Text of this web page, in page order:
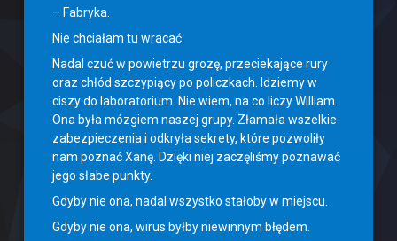
– Fabryka.
Nie chciałam tu wracać.
Nadal czuć w powietrzu grozę, przeciekające rury
oraz chłód szczypiący po policzkach. Idziemy w
ciszy do laboratorium. Nie wiem, na co liczy William.
Ona była mózgiem naszej grupy. Złamała wszelkie
zabezpieczenia i odkryła sekrety, które pozwoliły
nam poznać Xanę. Dzięki niej zaczęliśmy poznawać
jego słabe punkty.
Gdyby nie ona, nadal wszystko stałoby w miejscu.
Gdyby nie ona, wirus byłby niewinnym błędem.